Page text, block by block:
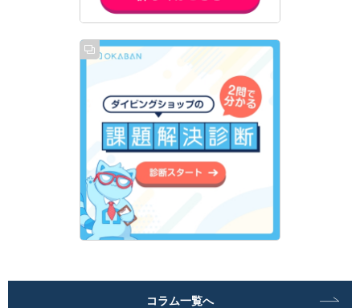
コラム一覧へ